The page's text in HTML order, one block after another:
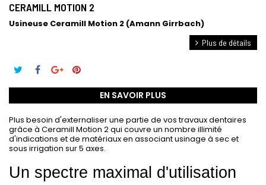
CERAMILL MOTION 2
Usineuse Ceramill Motion 2 (Amann Girrbach)
Plus de détails
EN SAVOIR PLUS
Plus besoin d'externaliser une partie de vos travaux dentaires
grâce à Ceramill Motion 2 qui couvre un nombre illimité
d'indications et de matériaux en associant usinage à sec et
sous irrigation sur 5 axes.
Un spectre maximal d'utilisation